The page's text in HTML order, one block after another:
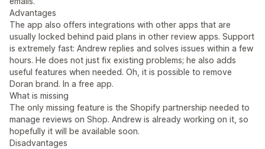
Advantages
The app also offers integrations with other apps that are
usually locked behind paid plans in other review apps. Support
is extremely fast: Andrew replies and solves issues within a few
hours. He does not just fix existing problems; he also adds
useful features when needed. Oh, it is possible to remove
Doran brand. In a free app.
What is missing
The only missing feature is the Shopify partnership needed to
manage reviews on Shop. Andrew is already working on it, so
hopefully it will be available soon.
Disadvantages